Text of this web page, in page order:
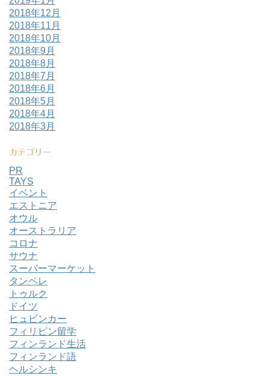
2018年12月
2018年11月
2018年10月
2018年9月
2018年8月
2018年7月
2018年6月
2018年5月
2018年4月
2018年3月
カテゴリー
PR
TAYS
イベント
エストニア
オウル
オーストラリア
コロナ
サウナ
スーパーマーケット
タンペレ
トゥルク
ドイツ
ヒュビンカー
フィリピン留学
フィンランド生活
フィンランド語
ヘルシンキ